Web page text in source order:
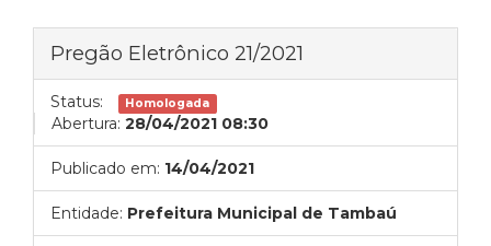
Pregão Eletrônico 21/2021
Status: Homologada
Abertura: 28/04/2021 08:30
Publicado em: 14/04/2021
Entidade: Prefeitura Municipal de Tambaú